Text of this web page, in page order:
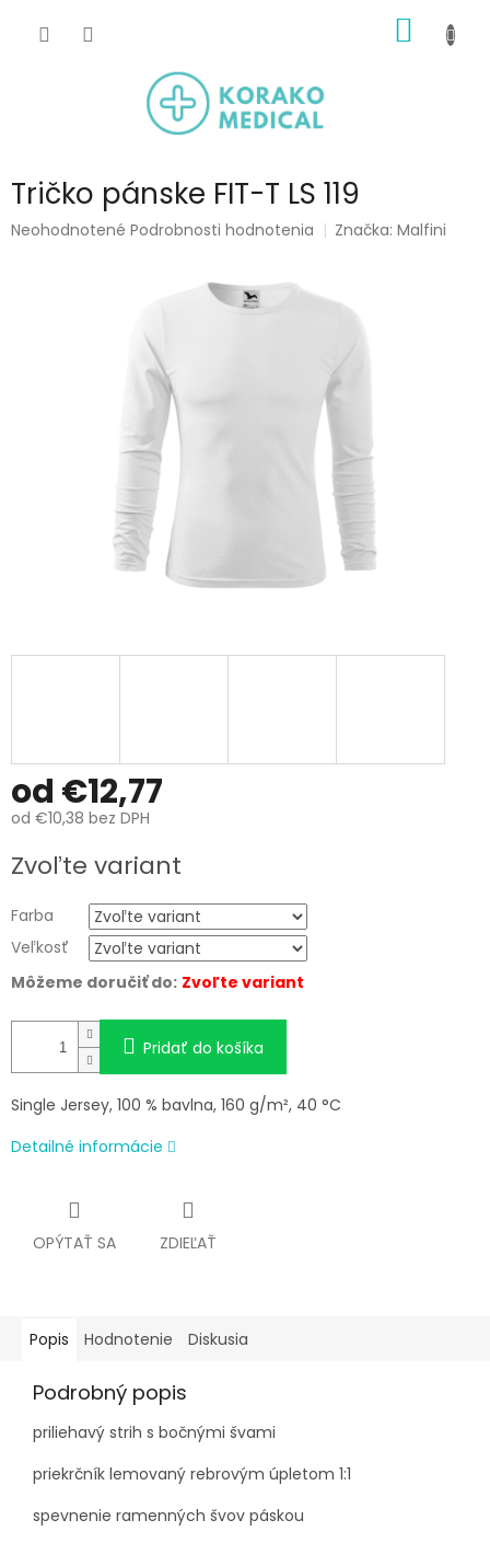
KOŠÍK
Tričko pánske FIT-T LS 119
Priemerné
Neohodnotené Podrobnosti hodnotenia Značka:Malfini
od €12,77
od €10,38 bez DPH
cena:
Zvoľte variant
Farba
Veľkosť
Môžeme doručiť do: Zvoľte variant
Pridať do košíka
Single Jersey, 100 % bavlna, 160 g/m², 40 °C
Detailné informácie
OPÝTAŤ SA ZDIEĽAŤ
Popis Hodnotenie Diskusia
Podrobný popis
priliehavý strih s bočnými švami
priekrčník lemovaný rebrovým úpletom 1:1
spevnenie ramenných švov páskou